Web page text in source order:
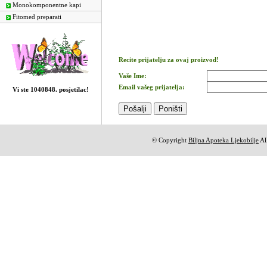
Monokomponentne kapi
Fitomed preparati
Vi ste 1040848. posjetilac!
Recite prijatelju za ovaj proizvod!
Vaše Ime:
Email vašeg prijatelja:
© Copyright Biljna Apoteka Ljekobilje